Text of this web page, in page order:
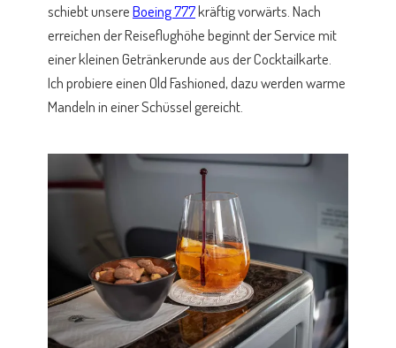
schiebt unsereBoeing 777kräftig vorwärts. Nach
erreichen der Reiseflughöhe beginnt der Service mit
einer kleinen Getränkerunde aus der Cocktailkarte.
Ich probiere einen Old Fashioned, dazu werden warme
Mandeln in einer Schüssel gereicht.